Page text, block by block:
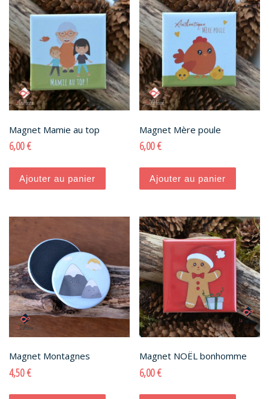
Magnet Mamie au top
6,00€
Ajouter au panier
Magnet Mère poule
6,00€
Ajouter au panier
Magnet Montagnes
4,50€
Magnet NOËL bonhomme
6,00€